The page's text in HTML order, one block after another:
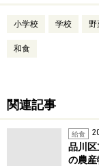
小学校 学校 野
和食
関連記事
給食
品川
の農